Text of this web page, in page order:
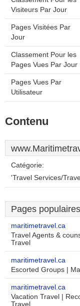
Visiteurs Par Jour
Pages Visitées Par
Jour
Classement Pour les
Pages Vues Par Jour
Pages Vues Par
Utilisateur
Contenu
Catégorie:
'Travel Services/
Pages populaires
maritimetravel.ca
Travel Agents &
Travel
maritimetravel.ca
Escorted Groups |
maritimetravel.ca
Vacation Travel |
Travel